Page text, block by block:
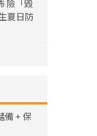
險「毀
夏日防
備 + 保